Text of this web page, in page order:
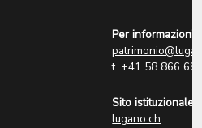
Per informazioni:
t. +41 58 866 68
Sito istituzionale:
lugano.ch